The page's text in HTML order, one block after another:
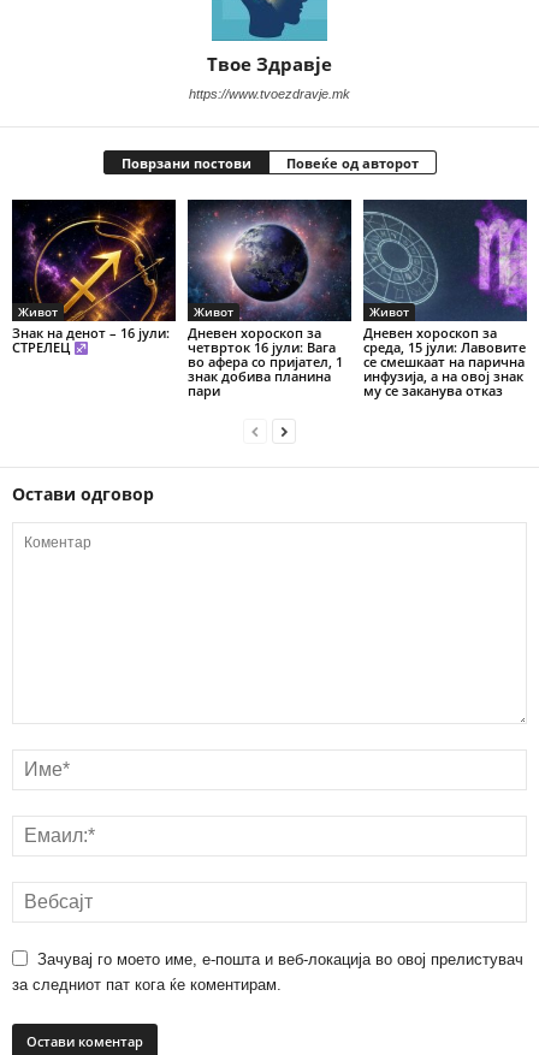
Твое Здравје
https://www.tvoezdravje.mk
Поврзани постови Повеќе од авторот
Живот
Знак на денот – 16 јули:
СТРЕЛЕЦ
Живот
Дневен хороскоп за
четврток 16 јули: Вага
во афера со пријател, 1
знак добива планина
пари
Живот
Дневен хороскоп за
среда, 15 јули: Лавовите
се смешкаат на парична
инфузија, а на овој знак
му се заканува отказ
Остави одговор
Зачувај го моето име, е-пошта и веб-локација во овој прелистувач
за следниот пат кога ќе коментирам.